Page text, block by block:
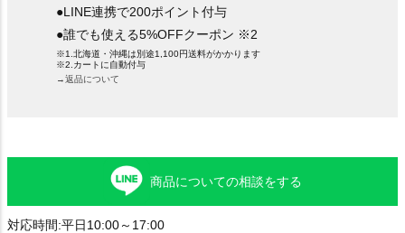
●LINE連携で200ポイント付与
●誰でも使える5%OFFクーポン ※2
※1.北海道・沖縄は別途1,100円送料がかかります
※2.カートに自動付与
→返品について
商品についての相談をする
対応時間:平日10:00～17:00